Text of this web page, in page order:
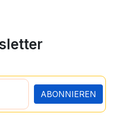
ABONNIEREN